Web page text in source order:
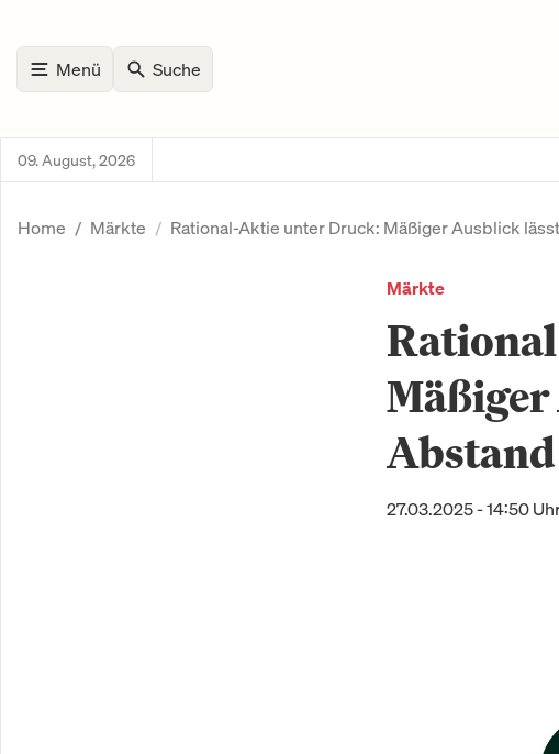
Menü Suche
09. August, 2026
Home Märkte Rational-Aktie unter Druck: Mäßiger Ausblick
Märkte
27.03.2025 - 14:50